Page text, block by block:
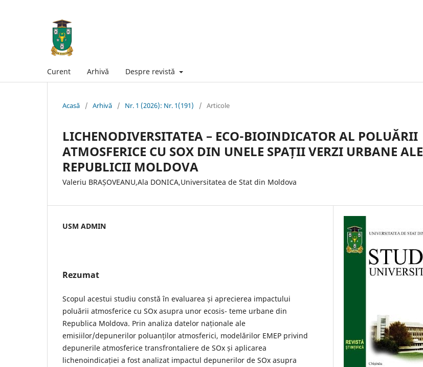
Curent Arhivă Despre revistă
Acasă / Arhivă / Nr. 1 (2026): Nr. 1(191) / Articole
LICHENODIVERSITATEA – ECO-BIOINDICATOR AL POLUĂRII
ATMOSFERICE CU SOX DIN UNELE SPAȚII VERZI URBANE ALE
REPUBLICII MOLDOVA
Valeriu BRAȘOVEANU,Ala DONICA,Universitatea de Stat din Moldova
USM ADMIN
Rezumat
Scopul acestui studiu constă în evaluarea și aprecierea impactului
poluării atmosferice cu SOx asupra unor ecosis- teme urbane din
Republica Moldova. Prin analiza datelor naționale ale
emisiilor/depunerilor poluanților atmosferici, modelărilor EMEP privind
depunerile atmosferice transfrontaliere de SOx și aplicarea
lichenoindicației a fost analizat impactul depunerilor de SOx asupra